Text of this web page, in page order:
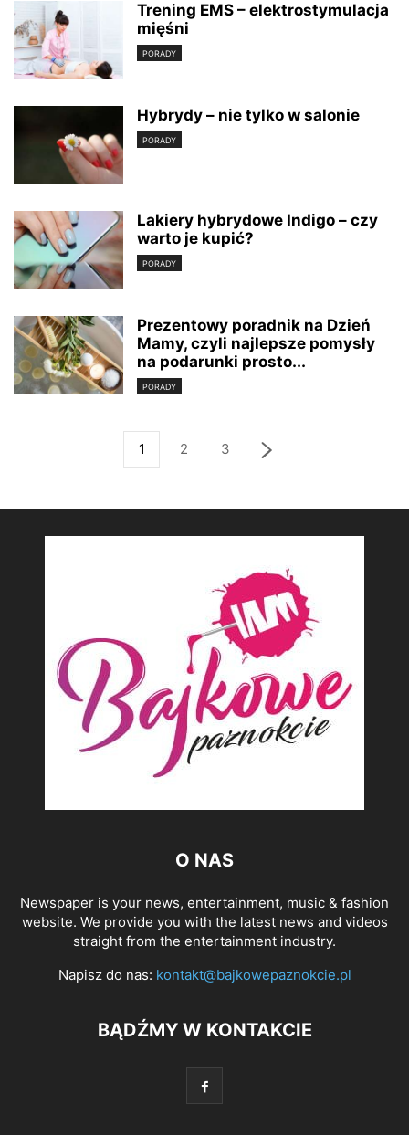
Trening EMS – elektrostymulacja
mięśni
PORADY
Hybrydy – nie tylko w salonie
PORADY
Lakiery hybrydowe Indigo – czy
warto je kupić?
PORADY
Prezentowy poradnik na Dzień
Mamy, czyli najlepsze pomysły
na podarunki prosto...
PORADY
1 2 3
O NAS
Newspaper is your news, entertainment, music & fashion
website. We provide you with the latest news and videos
straight from the entertainment industry.
Napisz do nas: kontakt@bajkowepaznokcie.pl
BĄDŹMY W KONTAKCIE